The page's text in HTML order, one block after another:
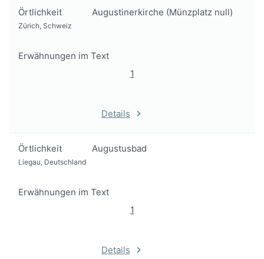
Örtlichkeit Augustinerkirche (Münzplatz null)
Zürich, Schweiz
Erwähnungen im Text
1
Details
Örtlichkeit Augustusbad
Liegau, Deutschland
Erwähnungen im Text
1
Details